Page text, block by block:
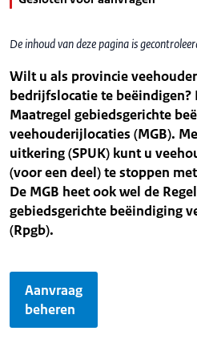
De inhoud van deze pagina is
Wilt u als provincie
bedrijfslocatie te beëindigen?
Maatregel gebiedsgerichte
veehouderijlocaties (MGB).
uitkering (SPUK) kunt u
(voor een deel) te stoppen
De MGB heet ook wel de
gebiedsgerichte beëindiging
(Rpgb).
Aanvraag
beheren